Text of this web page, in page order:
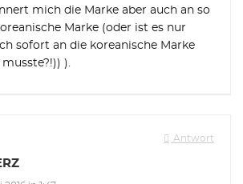
mich die Marke aber auch an so
Marke (oder ist es nur
sofort an die koreanische Marke
musste?!)) ).
Antwort